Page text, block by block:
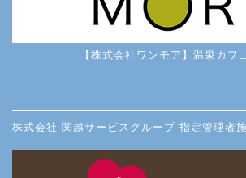
【株式会社ワンモア】温泉カフ
株式会社 関越サービスグループ 指定管理者